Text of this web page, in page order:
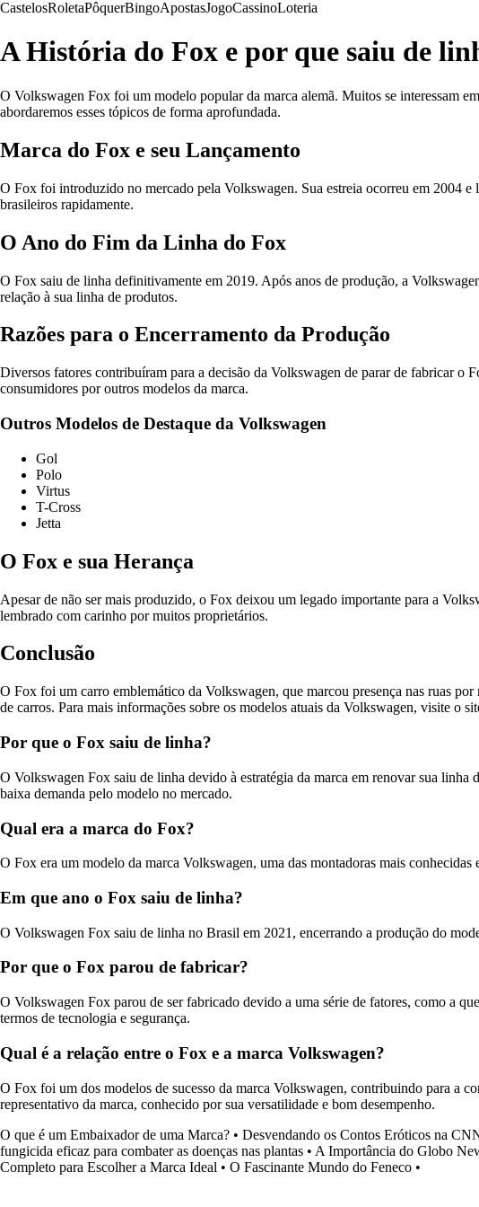
CastelosRoletaPôquerBingoApostasJogoCassinoLoteria
A História do Fox e por que saiu de
O Volkswagen Fox foi um modelo popular da marca alemã. Muitos se interessam
abordaremos esses tópicos de forma aprofundada.
Marca do Fox e seu Lançamento
O Fox foi introduzido no mercado pela Volkswagen. Sua estreia ocorreu em 2004
brasileiros rapidamente.
O Ano do Fim da Linha do Fox
O Fox saiu de linha definitivamente em 2019. Após anos de produção, a
relação à sua linha de produtos.
Razões para o Encerramento da Produção
Diversos fatores contribuíram para a decisão da Volkswagen de parar de fabricar o
consumidores por outros modelos da marca.
Outros Modelos de Destaque da Volkswagen
Gol
Polo
Virtus
T-Cross
Jetta
O Fox e sua Herança
Apesar de não ser mais produzido, o Fox deixou um legado importante para a
lembrado com carinho por muitos proprietários.
Conclusão
O Fox foi um carro emblemático da Volkswagen, que marcou presença nas ruas
de carros. Para mais informações sobre os modelos atuais da Volkswagen, visite o
Por que o Fox saiu de linha?
O Volkswagen Fox saiu de linha devido à estratégia da marca em renovar sua
baixa demanda pelo modelo no mercado.
Qual era a marca do Fox?
O Fox era um modelo da marca Volkswagen, uma das montadoras mais
Em que ano o Fox saiu de linha?
O Volkswagen Fox saiu de linha no Brasil em 2021, encerrando a produção do
Por que o Fox parou de fabricar?
O Volkswagen Fox parou de ser fabricado devido a uma série de fatores, como a
termos de tecnologia e segurança.
Qual é a relação entre o Fox e a marca Volkswagen?
O Fox foi um dos modelos de sucesso da marca Volkswagen, contribuindo para a
representativo da marca, conhecido por sua versatilidade e bom desempenho.
O que é um Embaixador de uma Marca? • Desvendando os Contos Eróticos na
fungicida eficaz para combater as doenças nas plantas • A Importância do Globo
Completo para Escolher a Marca Ideal • O Fascinante Mundo do Feneco •